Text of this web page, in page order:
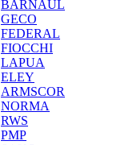
BARNAUL
GEСO
FEDERAL
FIOCCHI
LAPUA
ELEY
ARMSCOR
NORMA
RWS
PMP